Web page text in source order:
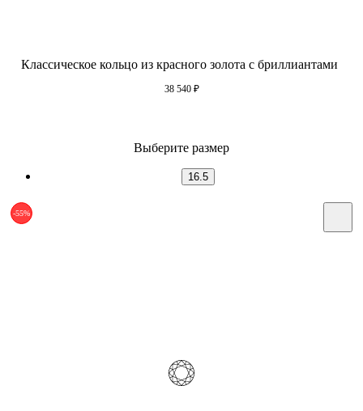
Классическое кольцо из красного золота с бриллиантами
38 540 ₽
Выберите размер
16.5
-55%